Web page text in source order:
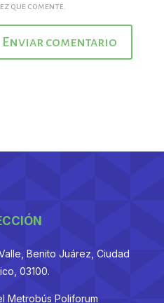
que comente.
Benito Juárez, Ciudad
03100.
Metrobús Poliforum